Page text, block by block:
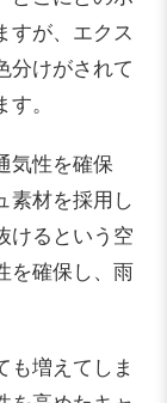
すが、エクス
分けがされて
。
気性を確保
素材を採用し
けるという空
を確保し、雨
も増えてしま